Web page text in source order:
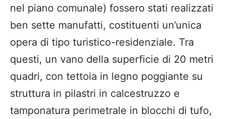
nel piano comunale) fossero stati realizzati
ben sette manufatti, costituenti un’unica
opera di tipo turistico-residenziale. Tra
questi, un vano della superficie di 20 metri
quadri, con tettoia in legno poggiante su
struttura in pilastri in calcestruzzo e
tamponatura perimetrale in blocchi di tufo,